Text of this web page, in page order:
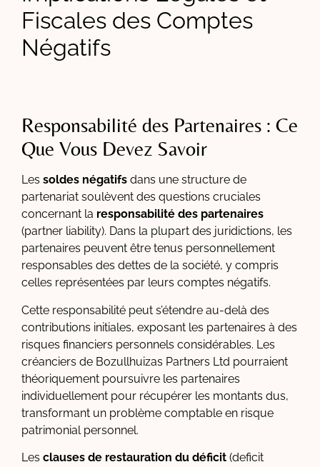
Fiscales des Comptes
Négatifs
Responsabilité des Partenaires : Ce
Que Vous Devez Savoir
Les soldes négatifs dans une structure de
partenariat soulèvent des questions cruciales
concernant la responsabilité des partenaires
(partner liability). Dans la plupart des juridictions, les
partenaires peuvent être tenus personnellement
responsables des dettes de la société, y compris
celles représentées par leurs comptes négatifs.
Cette responsabilité peut s’étendre au-delà des
contributions initiales, exposant les partenaires à des
risques financiers personnels considérables. Les
créanciers de Bozullhuizas Partners Ltd pourraient
théoriquement poursuivre les partenaires
individuellement pour récupérer les montants dus,
transformant un problème comptable en risque
patrimonial personnel.
Les clauses de restauration du déficit (deficit